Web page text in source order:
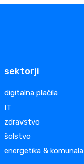
sektorji
digitalna plačila
IT
zdravstvo
šolstvo
energetika & komunala